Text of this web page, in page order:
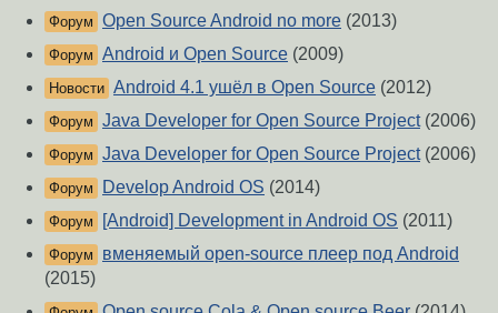
Форум Open Source Android no more (2013)
Форум Android и Open Source (2009)
Новости Android 4.1 ушёл в Open Source (2012)
Форум Java Developer for Open Source Project(2006)
Форум Java Developer for Open Source Project(2006)
Форум Develop Android OS (2014)
Форум [Android] Development in Android OS (2011)
Форум
вменяемый open-source плеер под Android
(2015)